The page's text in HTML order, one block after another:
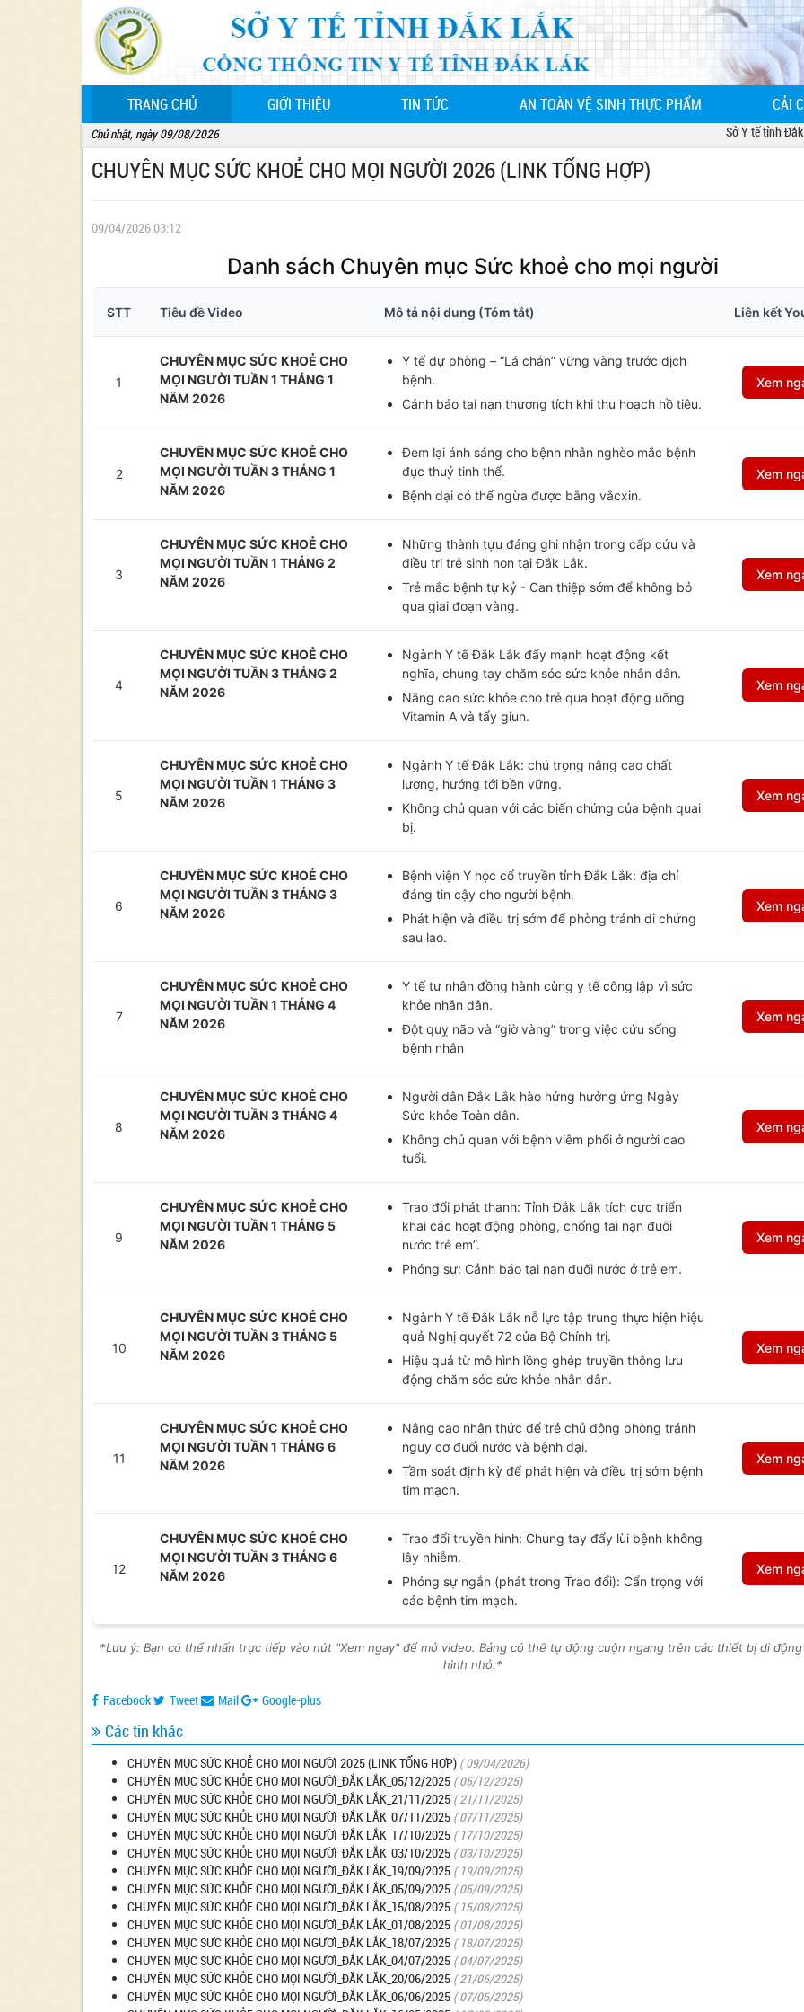
TRANG CHỦ(CURRENT) GIỚI THIỆU TIN TỨC AN TOÀN VỆ SINH THỰC PHẨM CẢI
Chủ nhật, ngày 09/08/2026 Sở Y tế tỉnh Đắk
CHUYÊN MỤC SỨC KHOẺ CHO MỌI NGƯỜI 2026 (LINK TỔNG HỢP)
09/04/2026 03:12
Danh sách Chuyên mục Sức khoẻ cho mọi người
STT Tiêu đề Video Mô tả nội dung (Tóm tắt) Liên kết
1
CHUYÊN MỤC SỨC KHOẺ CHO
MỌI NGƯỜI TUẦN 1 THÁNG 1
NĂM 2026
Y tế dự phòng – “Lá chắn” vững vàng trước dịch
bệnh.
Cảnh báo tai nạn thương tích khi thu hoạch hồ tiêu.
Xem
2
CHUYÊN MỤC SỨC KHOẺ CHO
MỌI NGƯỜI TUẦN 3 THÁNG 1
NĂM 2026
Đem lại ánh sáng cho bệnh nhân nghèo mắc bệnh
đục thuỷ tinh thể.
Bệnh dại có thể ngừa được bằng vắcxin.
Xem
3
CHUYÊN MỤC SỨC KHOẺ CHO
MỌI NGƯỜI TUẦN 1 THÁNG 2
NĂM 2026
Những thành tựu đáng ghi nhận trong cấp cứu và
điều trị trẻ sinh non tại Đắk Lắk.
Trẻ mắc bệnh tự kỷ - Can thiệp sớm để không bỏ
qua giai đoạn vàng.
Xem
4
CHUYÊN MỤC SỨC KHOẺ CHO
MỌI NGƯỜI TUẦN 3 THÁNG 2
NĂM 2026
Ngành Y tế Đắk Lắk đẩy mạnh hoạt động kết
nghĩa, chung tay chăm sóc sức khỏe nhân dân.
Nâng cao sức khỏe cho trẻ qua hoạt động uống
Vitamin A và tẩy giun.
Xem
5
CHUYÊN MỤC SỨC KHOẺ CHO
MỌI NGƯỜI TUẦN 1 THÁNG 3
NĂM 2026
Ngành Y tế Đắk Lắk: chú trọng nâng cao chất
lượng, hướng tới bền vững.
Không chủ quan với các biến chứng của bệnh quai
bị.
Xem
6
CHUYÊN MỤC SỨC KHOẺ CHO
MỌI NGƯỜI TUẦN 3 THÁNG 3
NĂM 2026
Bệnh viện Y học cổ truyền tỉnh Đắk Lắk: địa chỉ
đáng tin cậy cho người bệnh.
Phát hiện và điều trị sớm để phòng tránh di chứng
sau lao.
Xem
7
CHUYÊN MỤC SỨC KHOẺ CHO
MỌI NGƯỜI TUẦN 1 THÁNG 4
NĂM 2026
Y tế tư nhân đồng hành cùng y tế công lập vì sức
khỏe nhân dân.
Đột quỵ não và “giờ vàng” trong việc cứu sống
bệnh nhân
Xem
8
CHUYÊN MỤC SỨC KHOẺ CHO
MỌI NGƯỜI TUẦN 3 THÁNG 4
NĂM 2026
Người dân Đắk Lắk hào hứng hưởng ứng Ngày
Sức khỏe Toàn dân.
Không chủ quan với bệnh viêm phổi ở người cao
tuổi.
Xem
9
CHUYÊN MỤC SỨC KHOẺ CHO
MỌI NGƯỜI TUẦN 1 THÁNG 5
NĂM 2026
Trao đổi phát thanh: Tỉnh Đắk Lắk tích cực triển
khai các hoạt động phòng, chống tai nạn đuối
nước trẻ em”.
Phóng sự: Cảnh báo tai nạn đuối nước ở trẻ em.
Xem
10
CHUYÊN MỤC SỨC KHOẺ CHO
MỌI NGƯỜI TUẦN 3 THÁNG 5
NĂM 2026
Ngành Y tế Đắk Lắk nỗ lực tập trung thực hiện hiệu
quả Nghị quyết 72 của Bộ Chính trị.
Hiệu quả từ mô hình lồng ghép truyền thông lưu
động chăm sóc sức khỏe nhân dân.
Xem
11
CHUYÊN MỤC SỨC KHOẺ CHO
MỌI NGƯỜI TUẦN 1 THÁNG 6
NĂM 2026
Nâng cao nhận thức để trẻ chủ động phòng tránh
nguy cơ đuối nước và bệnh dại.
Tầm soát định kỳ để phát hiện và điều trị sớm bệnh
tim mạch.
Xem
12
CHUYÊN MỤC SỨC KHOẺ CHO
MỌI NGƯỜI TUẦN 3 THÁNG 6
NĂM 2026
Trao đổi truyền hình: Chung tay đẩy lùi bệnh không
lây nhiễm.
Phóng sự ngắn (phát trong Trao đổi): Cẩn trọng với
các bệnh tim mạch.
Xem
*Lưu ý: Bạn có thể nhấn trực tiếp vào nút "Xem ngay" để mở video. Bảng có thể tự động cuộn ngang trên các thiết bị di động
hình nhỏ.*
Facebook Tweet Mail Google-plus
Các tin khác
CHUYÊN MỤC SỨC KHOẺ CHO MỌI NGƯỜI 2025 (LINK TỔNG HỢP) ( 09/04/2026)
CHUYÊN MỤC SỨC KHỎE CHO MỌI NGƯỜI_ĐẮK LẮK_05/12/2025 ( 05/12/2025)
CHUYÊN MỤC SỨC KHỎE CHO MỌI NGƯỜI_ĐẮK LẮK_21/11/2025 ( 21/11/2025)
CHUYÊN MỤC SỨC KHỎE CHO MỌI NGƯỜI_ĐẮK LẮK_07/11/2025 ( 07/11/2025)
CHUYÊN MỤC SỨC KHỎE CHO MỌI NGƯỜI_ĐẮK LẮK_17/10/2025 ( 17/10/2025)
CHUYÊN MỤC SỨC KHỎE CHO MỌI NGƯỜI_ĐẮK LẮK_03/10/2025 ( 03/10/2025)
CHUYÊN MỤC SỨC KHỎE CHO MỌI NGƯỜI_ĐẮK LẮK_19/09/2025 ( 19/09/2025)
CHUYÊN MỤC SỨC KHỎE CHO MỌI NGƯỜI_ĐẮK LẮK_05/09/2025 ( 05/09/2025)
CHUYÊN MỤC SỨC KHỎE CHO MỌI NGƯỜI_ĐẮK LẮK_15/08/2025 ( 15/08/2025)
CHUYÊN MỤC SỨC KHỎE CHO MỌI NGƯỜI_ĐẮK LẮK_01/08/2025 ( 01/08/2025)
CHUYÊN MỤC SỨC KHỎE CHO MỌI NGƯỜI_ĐẮK LẮK_18/07/2025 ( 18/07/2025)
CHUYÊN MỤC SỨC KHỎE CHO MỌI NGƯỜI_ĐẮK LẮK_04/07/2025 ( 04/07/2025)
CHUYÊN MỤC SỨC KHỎE CHO MỌI NGƯỜI_ĐẮK LẮK_20/06/2025 ( 21/06/2025)
CHUYÊN MỤC SỨC KHỎE CHO MỌI NGƯỜI_ĐẮK LẮK_06/06/2025 ( 07/06/2025)